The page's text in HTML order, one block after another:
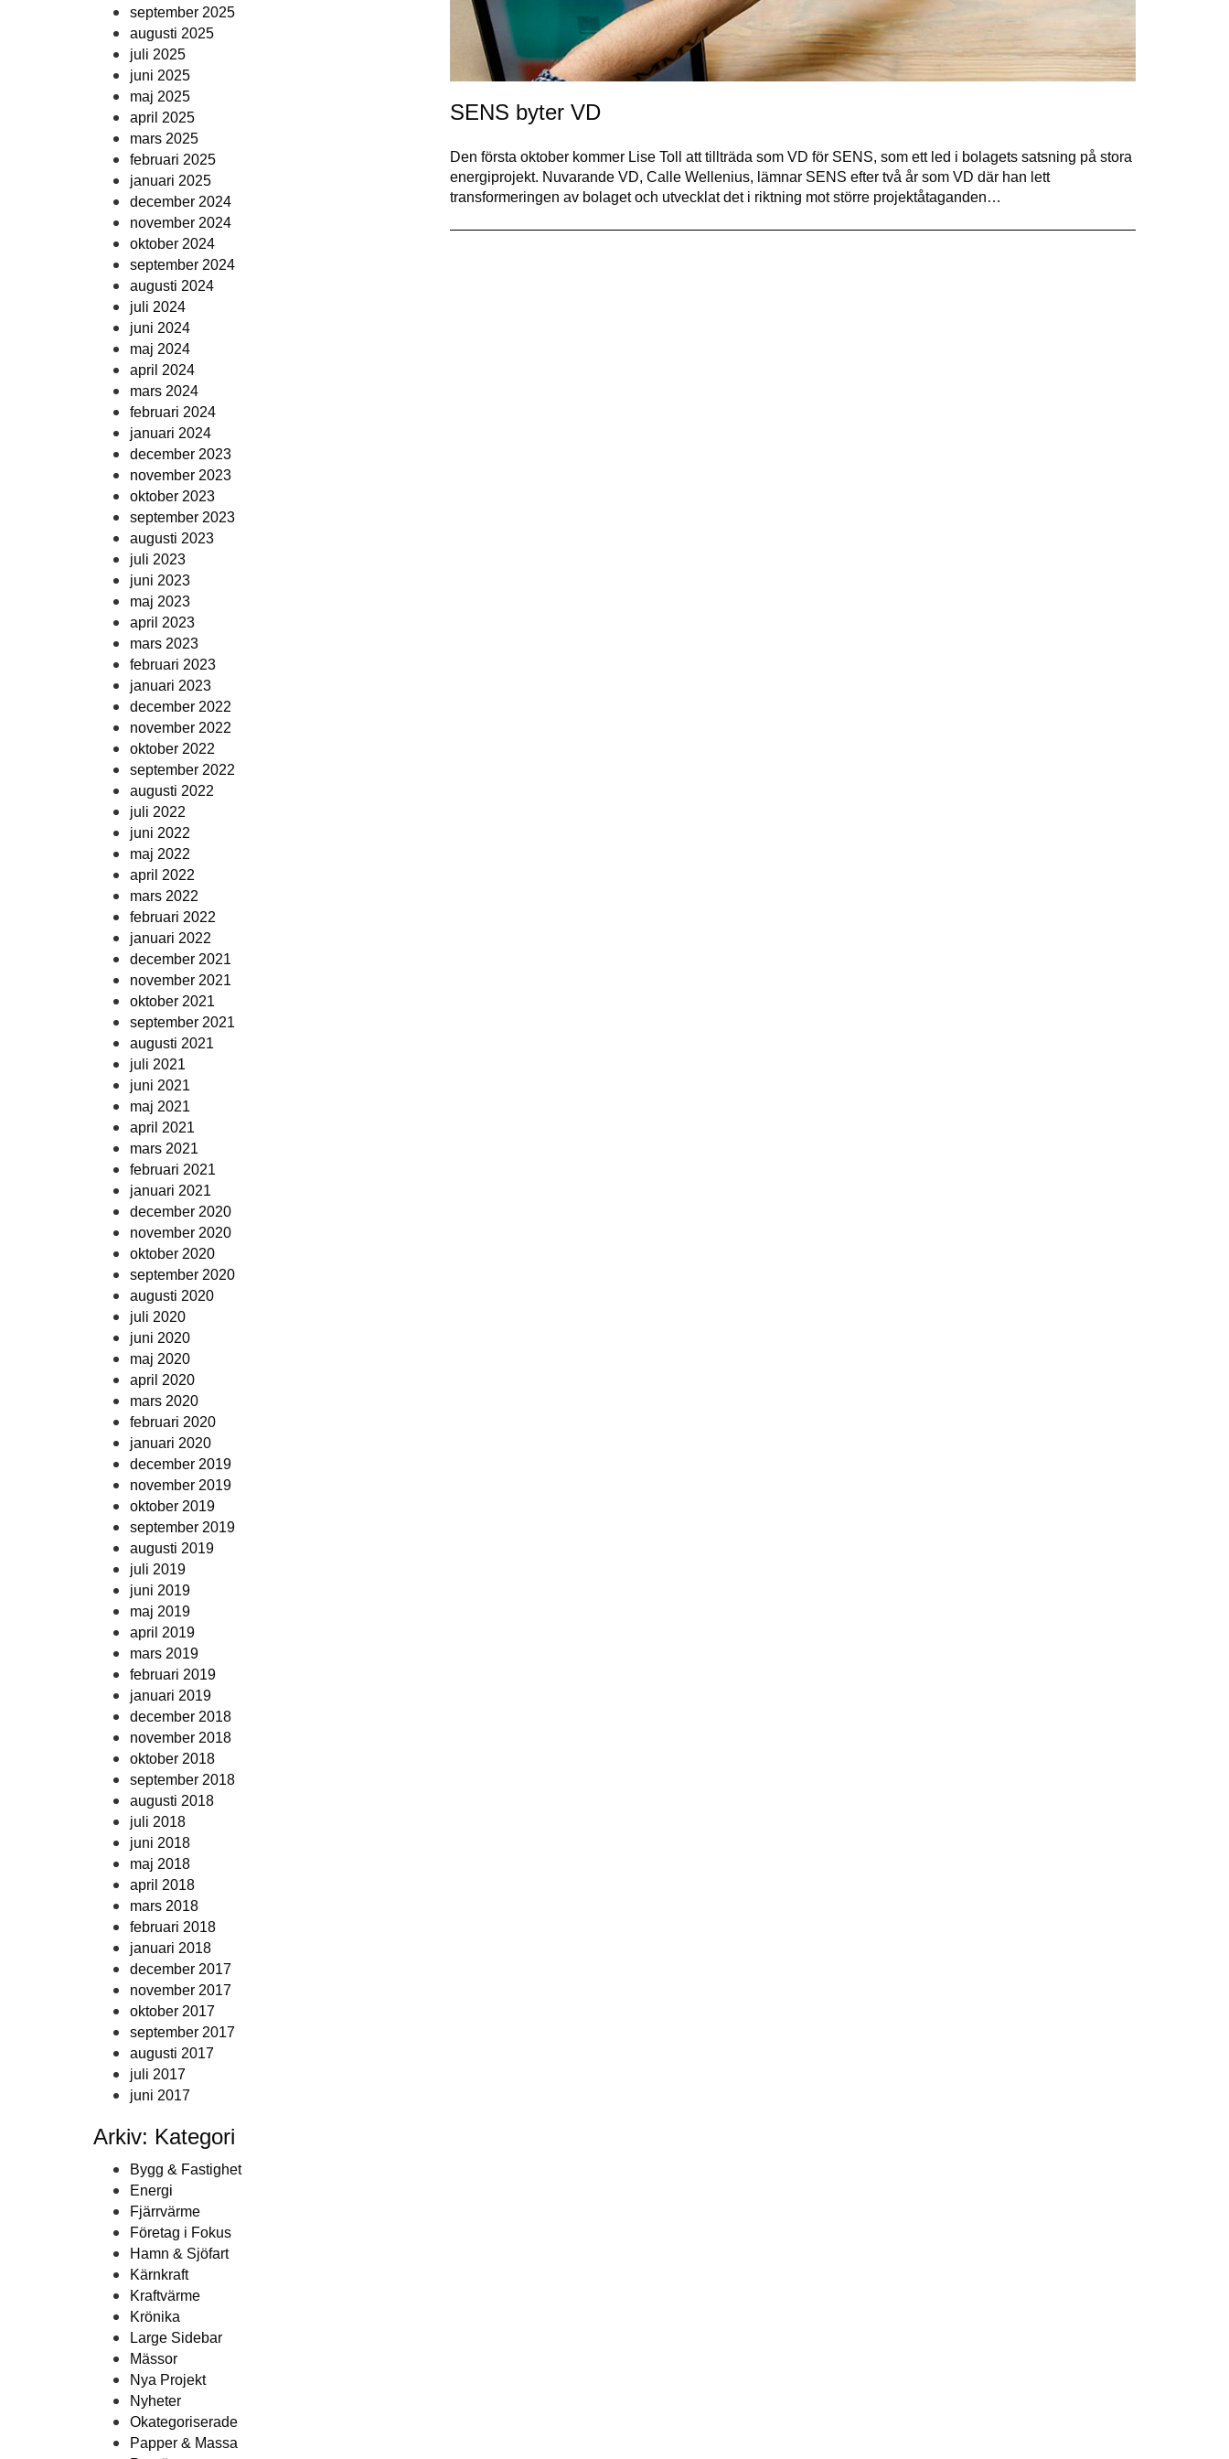
september 2025
augusti 2025
juli 2025
juni 2025
maj 2025
april 2025
mars 2025
februari 2025
januari 2025
december 2024
november 2024
oktober 2024
september 2024
augusti 2024
juli 2024
juni 2024
maj 2024
april 2024
mars 2024
februari 2024
januari 2024
december 2023
november 2023
oktober 2023
september 2023
augusti 2023
juli 2023
juni 2023
maj 2023
april 2023
mars 2023
februari 2023
januari 2023
december 2022
november 2022
oktober 2022
september 2022
augusti 2022
juli 2022
juni 2022
maj 2022
april 2022
mars 2022
februari 2022
januari 2022
december 2021
november 2021
oktober 2021
september 2021
augusti 2021
juli 2021
juni 2021
maj 2021
april 2021
mars 2021
februari 2021
januari 2021
december 2020
november 2020
oktober 2020
september 2020
augusti 2020
juli 2020
juni 2020
maj 2020
april 2020
mars 2020
februari 2020
januari 2020
december 2019
november 2019
oktober 2019
september 2019
augusti 2019
juli 2019
juni 2019
maj 2019
april 2019
mars 2019
februari 2019
januari 2019
december 2018
november 2018
oktober 2018
september 2018
augusti 2018
juli 2018
juni 2018
maj 2018
april 2018
mars 2018
februari 2018
januari 2018
december 2017
november 2017
oktober 2017
september 2017
augusti 2017
juli 2017
juni 2017
Arkiv: Kategori
Bygg & Fastighet
Energi
Fjärrvärme
Företag i Fokus
Hamn & Sjöfart
Kärnkraft
Kraftvärme
Krönika
Large Sidebar
Mässor
Nya Projekt
Nyheter
Okategoriserade
Papper & Massa
SENS byter VD
Den första oktober kommer Lise Toll att tillträda som VD för SENS, som ett led i bolagets satsning på stora
energiprojekt. Nuvarande VD, Calle Wellenius, lämnar SENS efter två år som VD där han lett
transformeringen av bolaget och utvecklat det i riktning mot större projektåtaganden…